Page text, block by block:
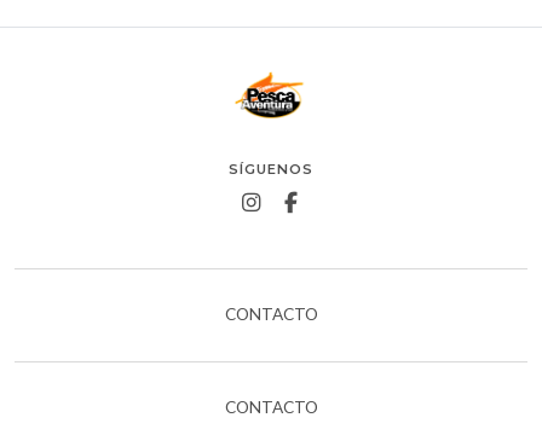
SÍGUENOS
CONTACTO
CONTACTO